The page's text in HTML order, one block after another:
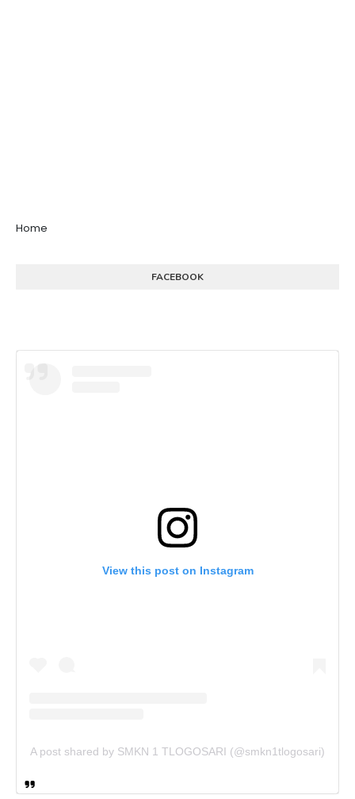
Home
FACEBOOK
View this post on Instagram
A post shared by SMKN 1 TLOGOSARI (@smkn1tlogosari)